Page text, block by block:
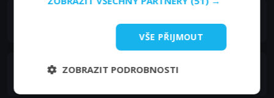
Charley Webb
VŠE PŘIJMOUT
ZOBRAZIT PODROBNOSTI